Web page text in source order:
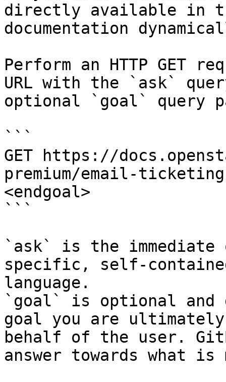
directly available in
documentation
Perform an HTTP GET
URL with the `ask`
optional `goal` query
```
GET https://
premium/email-
<endgoal>
```
`ask` is the
specific, self-
language.
`goal` is optional and
goal you are
behalf of the user.
answer towards what